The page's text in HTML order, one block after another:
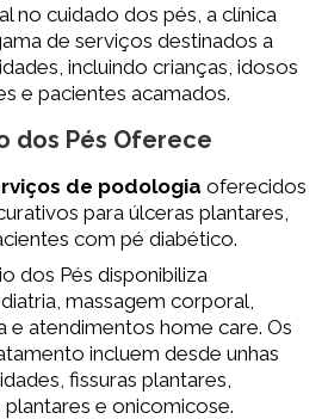
no cuidado dos pés, a clínica
de serviços destinados a
incluindo crianças, idosos
e pacientes acamados.
dos Pés Oferece
de podologia oferecidos
para úlceras plantares,
com pé diabético.
dos Pés disponibiliza
massagem corporal,
e atendimentos home care. Os
incluem desde unhas
fissuras plantares,
e onicomicose.